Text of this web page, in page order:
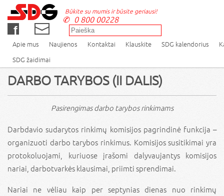
Būkite su mumis ir būsite geriausi!
0 800 00228
Apie mus Naujienos Kontaktai Klauskite SDG kalendorius
SDG žaidimai
DARBO TARYBOS (II DALIS)
Pasirengimas darbo tarybos rinkimams
Darbdavio sudarytos rinkimų komisijos pagrindinė funkcija –
organizuoti darbo tarybos rinkimus. Komisijos susitikimai yra
protokoluojami, kuriuose įrašomi dalyvaujantys komisijos
nariai, darbotvarkės klausimai, priimti sprendimai.
Nariai ne vėliau kaip per septynias dienas nuo rinkimų